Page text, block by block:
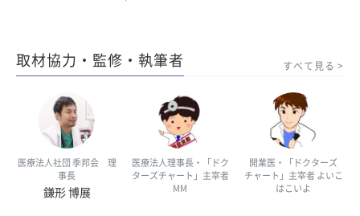
取材協力・監修・執筆者 すべて見る
医療法人社団 季邦会 理
事長
鎌形 博展
医療法人理事長・「ドク
ターズチャート」主宰者
MM
開業医・「ドクターズ
チャート」主宰者 よいこ
はこいよ